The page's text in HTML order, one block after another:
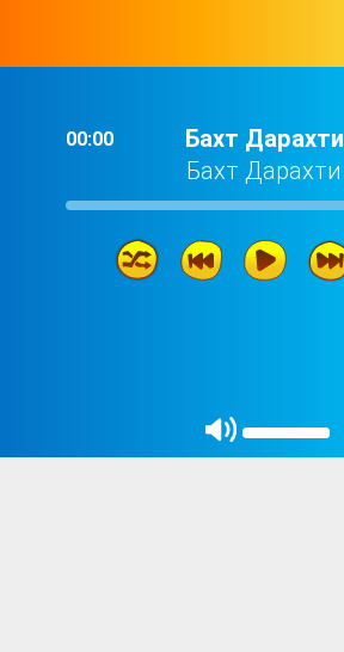
00:00
Бахт Дарахти
Бахт Дарахти
Бахт Дарахти